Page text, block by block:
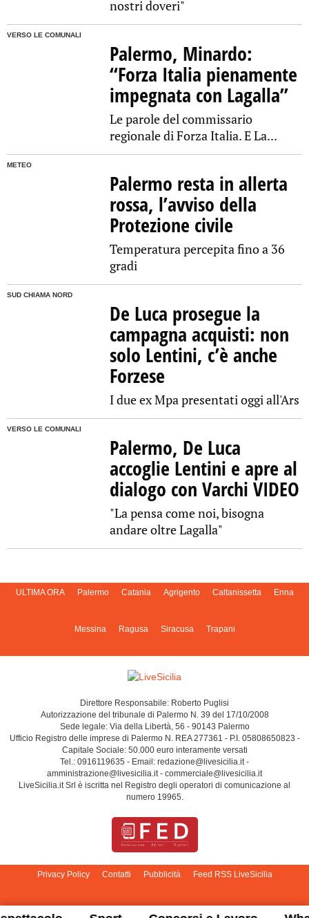
nostri doveri"
VERSO LE COMUNALI
Palermo, Minardo:
“Forza Italia pienamente
impegnata con Lagalla”
Le parole del commissario
regionale di Forza Italia. E La...
METEO
Palermo resta in allerta
rossa, l’avviso della
Protezione civile
Temperatura percepita fino a 36
gradi
SUD CHIAMA NORD
De Luca prosegue la
campagna acquisti: non
solo Lentini, c’è anche
Forzese
I due ex Mpa presentati oggi all'Ars
VERSO LE COMUNALI
Palermo, De Luca
accoglie Lentini e apre al
dialogo con Varchi VIDEO
"La pensa come noi, bisogna
andare oltre Lagalla"
ULTIMA ORA Palermo Catania Agrigento Caltanissetta Enna
Messina Ragusa Siracusa Trapani
Direttore Responsabile: Roberto Puglisi
Autorizzazione del tribunale di Palermo N. 39 del 17/10/2008
Sede legale: Via della Libertà, 56 - 90143 Palermo
Ufficio Registro delle imprese di Palermo N. REA 277361 - P.I. 05808650823 -
Capitale Sociale: 50.000 euro interamente versati
Tel.: 0916119635 - Email: redazione@livesicilia.it -
amministrazione@livesicilia.it - commerciale@livesicilia.it
LiveSicilia.it Srl è iscritta nel Registro degli operatori di comunicazione al
numero 19965.
Privacy Policy Contatti Pubblicità Feed RSS LiveSicilia